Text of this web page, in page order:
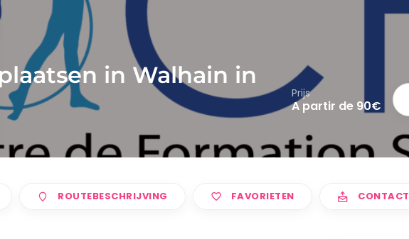
in Walhain in
Prijs
A partir de 90€
ROUTEBESCHRIJVING FAVORIETEN CONTACT